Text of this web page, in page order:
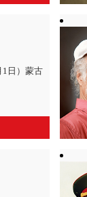
1日）蒙古